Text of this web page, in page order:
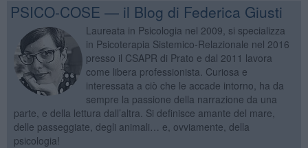
PSICO-COSE — il Blog di Federica Giusti
Laureata in Psicologia nel 2009, si specializza
in Psicoterapia Sistemico-Relazionale nel 2016
presso il CSAPR di Prato e dal 2011 lavora
come libera professionista. Curiosa e
interessata a ciò che le accade intorno, ha da
sempre la passione della narrazione da una
parte, e della lettura dall’altra. Si definisce amante del mare,
delle passeggiate, degli animali… e, ovviamente, della
psicologia!